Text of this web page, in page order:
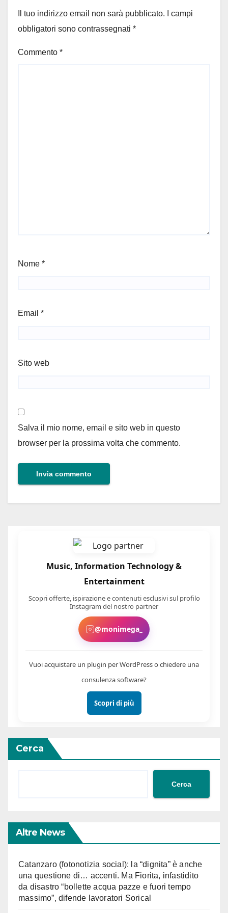
Il tuo indirizzo email non sarà pubblicato.
I campi
obbligatori sono contrassegnati *
Commento *
Nome *
Email *
Sito web
Salva il mio nome, email e sito web in questo
browser per la prossima volta che commento.
Cerca
Cerca
Altre News
Catanzaro (fotonotizia social): la “dignita” è anche
una questione di… accenti. Ma Fiorita, infastidito
da disastro “bollette acqua pazze e fuori tempo
massimo”, difende lavoratori Sorical
Music, Information Technology &
Entertainment
Scopri offerte, ispirazione e contenuti esclusivi sul profilo
Instagram del nostro partner
@monimega_
Vuoi acquistare un plugin per WordPress o chiedere una
consulenza software?
Scopri di più